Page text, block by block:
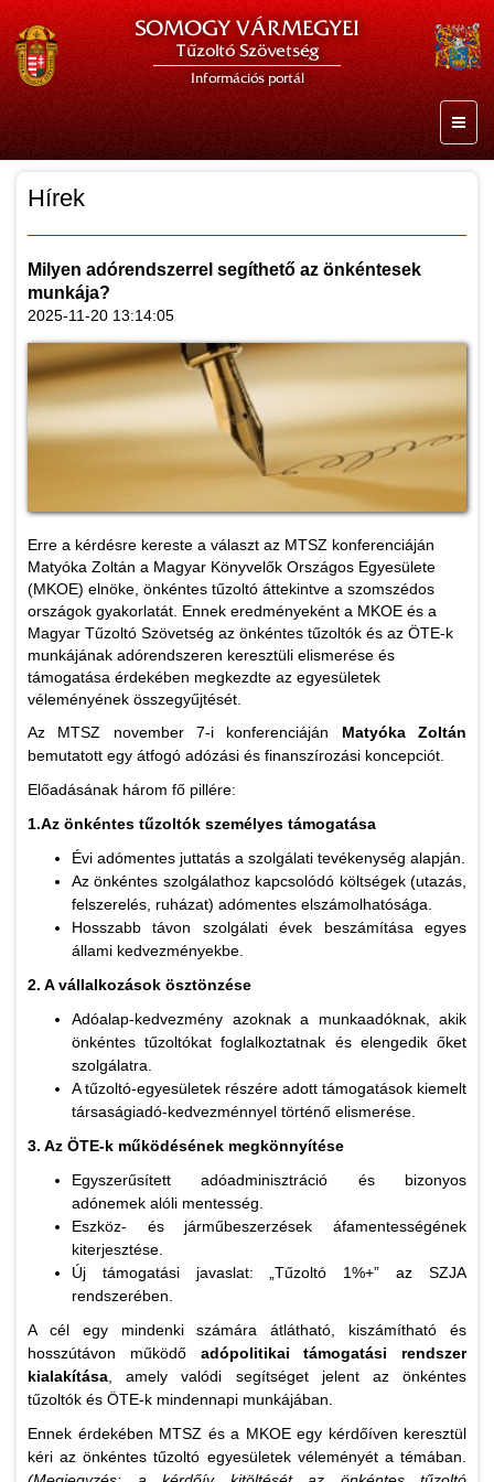
SOMOGY VÁRMEGYEI
Tűzoltó Szövetség
Információs portál
Hírek
Milyen adórendszerrel segíthető az önkéntesek
munkája?
2025-11-20 13:14:05
Erre a kérdésre kereste a választ az MTSZ konferenciáján
Matyóka Zoltán a Magyar Könyvelők Országos Egyesülete
(MKOE) elnöke, önkéntes tűzoltó áttekintve a szomszédos
országok gyakorlatát. Ennek eredményeként a MKOE és a
Magyar Tűzoltó Szövetség az önkéntes tűzoltók és az ÖTE-k
munkájának adórendszeren keresztüli elismerése és
támogatása érdekében megkezdte az egyesületek
véleményének összegyűjtését.
Az MTSZ november 7-i konferenciáján Matyóka Zoltán
bemutatott egy átfogó adózási és finanszírozási koncepciót.
Előadásának három fő pillére:
1.Az önkéntes tűzoltók személyes támogatása
Évi adómentes juttatás a szolgálati tevékenység alapján.
Az önkéntes szolgálathoz kapcsolódó költségek (utazás,
felszerelés, ruházat) adómentes elszámolhatósága.
Hosszabb távon szolgálati évek beszámítása egyes
állami kedvezményekbe.
2. A vállalkozások ösztönzése
Adóalap-kedvezmény azoknak a munkaadóknak, akik
önkéntes tűzoltókat foglalkoztatnak és elengedik őket
szolgálatra.
A tűzoltó-egyesületek részére adott támogatások kiemelt
társaságiadó-kedvezménnyel történő elismerése.
3. Az ÖTE-k működésének megkönnyítése
Egyszerűsített adóadminisztráció és bizonyos
adónemek alóli mentesség.
Eszköz- és járműbeszerzések áfamentességének
kiterjesztése.
Új támogatási javaslat: „Tűzoltó 1%+” az SZJA
rendszerében.
A cél egy mindenki számára átlátható, kiszámítható és
hosszútávon működő adópolitikai támogatási rendszer
kialakítása , amely valódi segítséget jelent az önkéntes
tűzoltók és ÖTE-k mindennapi munkájában.
Ennek érdekében MTSZ és a MKOE egy kérdőíven keresztül
kéri az önkéntes tűzoltó egyesületek véleményét a témában.